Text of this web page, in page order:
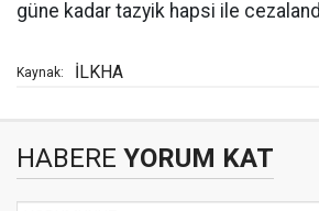
güne kadar tazyik hapsi ile
Kaynak: İLKHA
HABERE YORUM KAT